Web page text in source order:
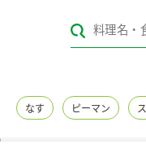
レシピカテゴリ一覧
レシピ名特集
なす ピーマン